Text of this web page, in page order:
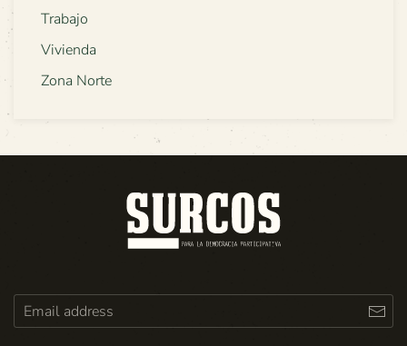
Trabajo
Vivienda
Zona Norte